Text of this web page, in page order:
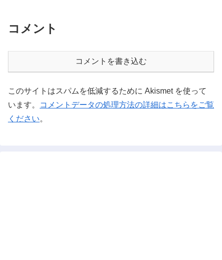
コメント
コメントを書き込む
このサイトはスパムを低減するために Akismet を使って
います。
コメントデータの処理方法の詳細はこちらをご覧
ください。